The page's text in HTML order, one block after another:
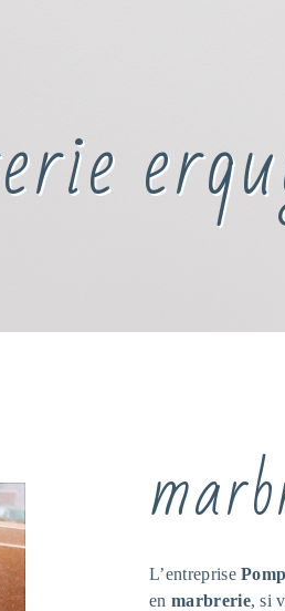
L’entreprise
en marbrerie, si